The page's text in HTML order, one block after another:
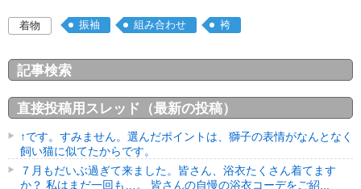
着物 振袖 組み合わせ 袴
記事検索
直接投稿用スレッド（最新の投稿）
↑です。すみません。選んだポイントは、獅子の表情がなんとなく
飼い猫に似てたからです。
７月もだいぶ過ぎて来ました。皆さん、浴衣たくさん着てます
か？ 私はまだ一回も…。 皆さんの自慢の浴衣コーデをご紹...